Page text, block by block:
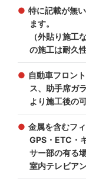
特に記載が無
ます。
（外貼り施工
の施工は耐久
自動車フロン
ス、助手席ガ
より施工後の
金属を含むフ
GPS・ETC・
サー部の有る
室内テレビア